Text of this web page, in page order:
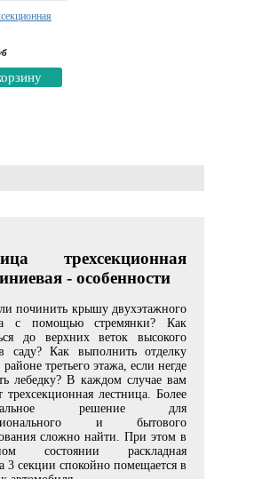
трехсекционная
- особенности
починить крышу двухэтажного
с помощью стремянки? Как
до верхних веток высокого
саду? Как выполнить отделку
районе третьего этажа, если негде
лебедку? В каждом случае вам
трехсекционная лестница. Более
решение для
и бытового
сложно найти. При этом в
состоянии раскладная
3 секции спокойно помещается в